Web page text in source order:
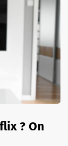
? On